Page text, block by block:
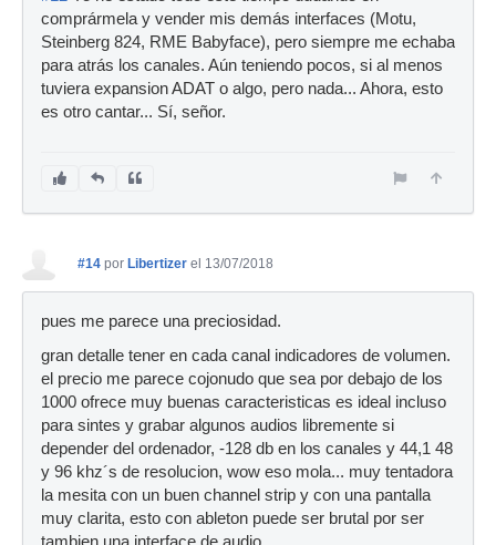
comprármela y vender mis demás interfaces (Motu,
Steinberg 824, RME Babyface), pero siempre me echaba
para atrás los canales. Aún teniendo pocos, si al menos
tuviera expansion ADAT o algo, pero nada... Ahora, esto
es otro cantar... Sí, señor.
#14 por Libertizer el 13/07/2018
pues me parece una preciosidad.
gran detalle tener en cada canal indicadores de volumen.
el precio me parece cojonudo que sea por debajo de los
1000 ofrece muy buenas caracteristicas es ideal incluso
para sintes y grabar algunos audios libremente si
depender del ordenador, -128 db en los canales y 44,1 48
y 96 khz´s de resolucion, wow eso mola... muy tentadora
la mesita con un buen channel strip y con una pantalla
muy clarita, esto con ableton puede ser brutal por ser
tambien una interface de audio.